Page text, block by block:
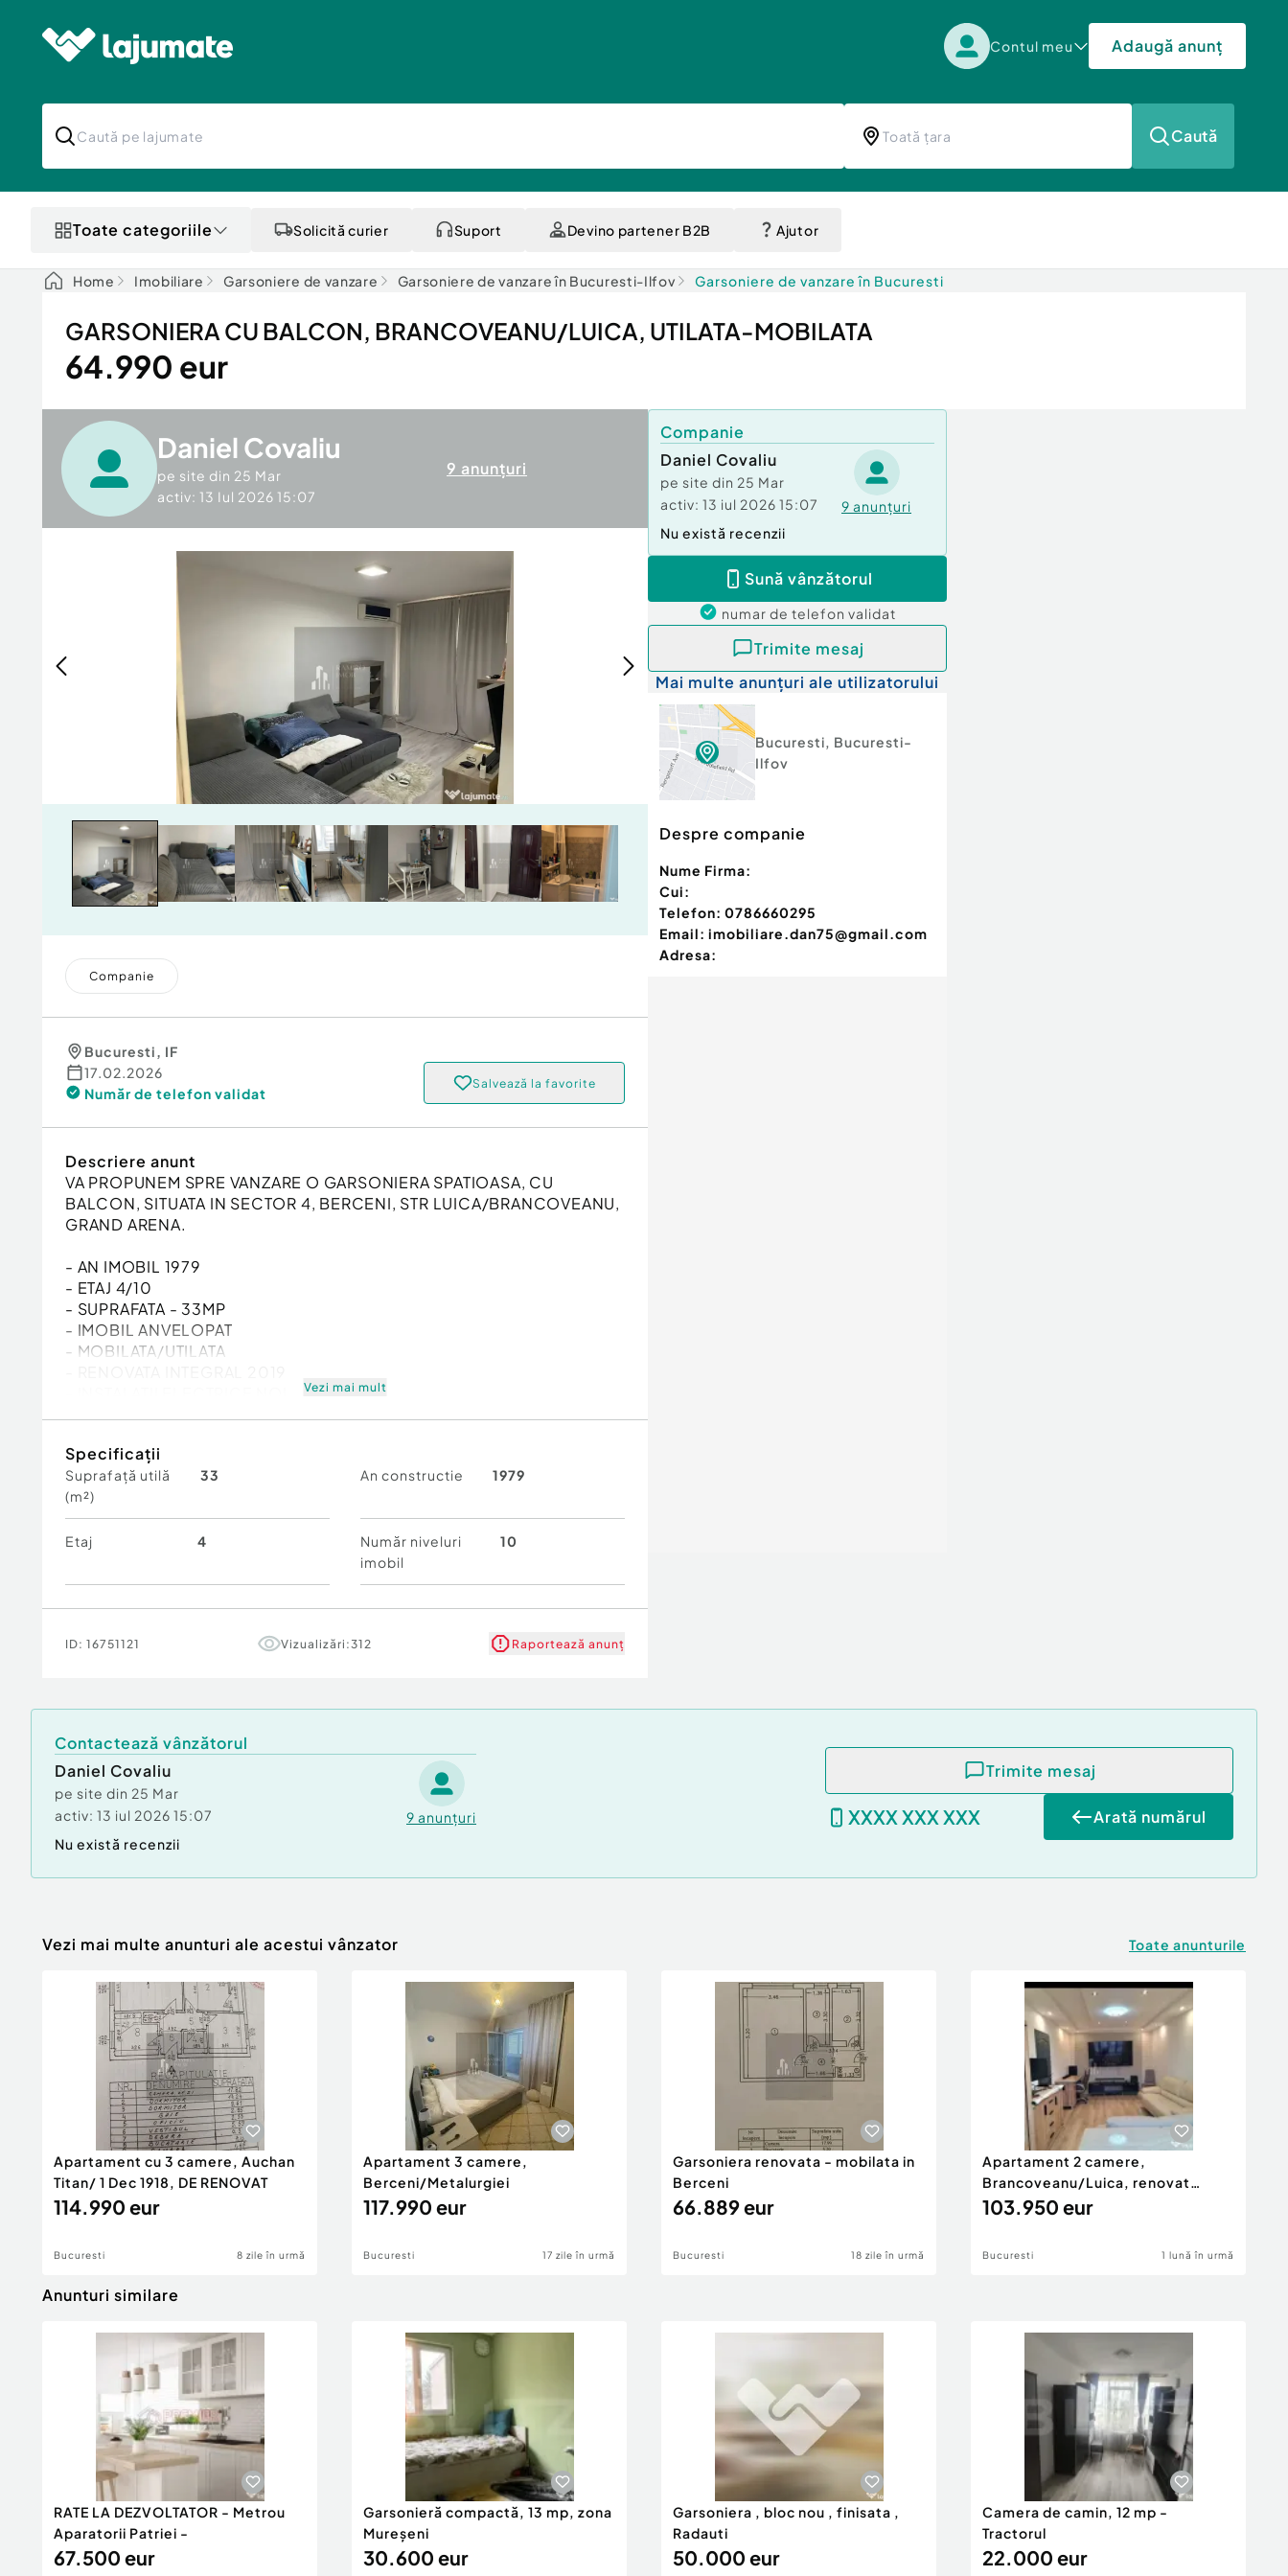
Contul meu Adaugă anunț
Caută
Toate categoriile Solicită curier Suport Devino partener B2B Ajutor
Home Imobiliare Garsoniere de vanzare Garsoniere de vanzare în Bucuresti-Ilfov Garsoniere de vanzare în Bucuresti
GARSONIERA CU BALCON, BRANCOVEANU/LUICA, UTILATA-MOBILATA
64.990 eur
Daniel Covaliu
pe site din 25 Mar
activ: 13 Iul 2026 15:07
9 anunțuri
Companie
Bucuresti, IF
17.02.2026
Număr de telefon validat
Salvează la favorite
Descriere anunt
VA PROPUNEM SPRE VANZARE O GARSONIERA SPATIOASA, CU
BALCON, SITUATA IN SECTOR 4, BERCENI, STR LUICA/BRANCOVEANU,
GRAND ARENA.
- AN IMOBIL 1979
- ETAJ 4/10
- SUPRAFATA - 33MP
- IMOBIL ANVELOPAT
- MOBILATA/UTILATA
- PERFECTA PENTRU INVESTITIE
pret - 64990 eur neg.
TEL. - 0786.660.295 DANIEL
Comision standard
Confort:1
Tip imobil:Bloc de apartamente
Vezi mai mult
Specificații
Suprafață utilă
(m²)
33 An constructie 1979
Etaj 4
Număr niveluri
imobil
10
ID: 16751121 Vizualizări:312 Raportează anunț
Companie
Daniel Covaliu
pe site din 25 Mar
activ: 13 iul 2026 15:07 9 anunțuri
Nu există recenzii
Sună vânzătorul
numar de telefon validat
Trimite mesaj
Mai multe anunțuri ale utilizatorului
Bucuresti, Bucuresti-
Ilfov
Despre companie
Nume Firma:
Cui:
Telefon: 0786660295
Email: imobiliare.dan75@gmail.com
Adresa:
Contactează vânzătorul
Daniel Covaliu
pe site din 25 Mar
activ: 13 iul 2026 15:07 9 anunțuri
Nu există recenzii
Trimite mesaj
XXXX XXX XXX Arată numărul
Vezi mai multe anunturi ale acestui vânzator Toate anunturile
Apartament cu 3 camere, Auchan
Titan/ 1 Dec 1918, DE RENOVAT
114.990 eur
Bucuresti 8 zile în urmă
Apartament 3 camere,
Berceni/Metalurgiei
117.990 eur
Bucuresti 17 zile în urmă
Garsoniera renovata - mobilata in
Berceni
66.889 eur
Bucuresti 18 zile în urmă
Apartament 2 camere,
Brancoveanu/Luica, renovat
modern
103.950 eur
Bucuresti 1 lună în urmă
Anunturi similare
RATE LA DEZVOLTATOR - Metrou
Aparatorii Patriei -
67.500 eur
Garsonieră compactă, 13 mp, zona
Mureșeni
30.600 eur
Garsoniera , bloc nou , finisata ,
Radauti
50.000 eur
Camera de camin, 12 mp -
Tractorul
22.000 eur